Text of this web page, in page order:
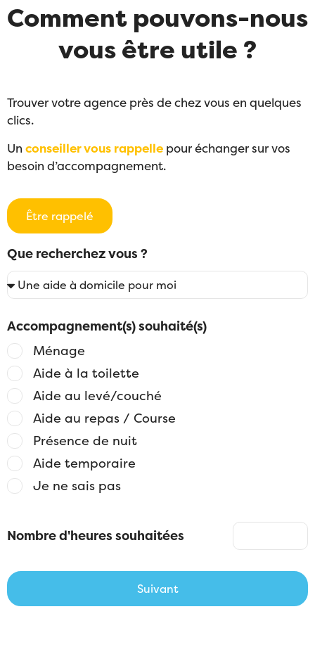
Comment pouvons-nous
vous être utile ?
Trouver votre agence près de chez vous en quelques
clics.
Un conseiller vous rappelle pour échanger sur vos
besoin d’accompagnement.
Être rappelé
Que recherchez vous ?
Accompagnement(s) souhaité(s)
Ménage
Aide à la toilette
Aide au levé/couché
Aide au repas / Course
Présence de nuit
Aide temporaire
Je ne sais pas
Nombre d'heures souhaitées
Suivant